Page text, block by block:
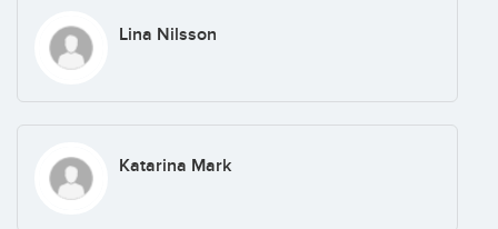
Lina Nilsson
Katarina Mark